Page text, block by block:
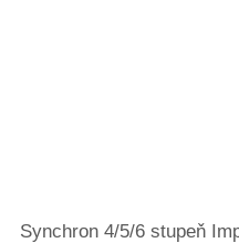
Synchron 4/5/6 stupeň